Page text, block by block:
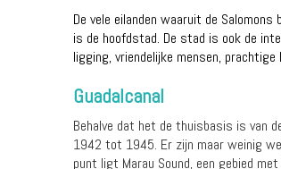
De vele eilanden waaruit de
is de hoofdstad. De stad is ook de
ligging, vriendelijke mensen,
Guadalcanal
Behalve dat het de thuisbasis is van
1942 tot 1945. Er zijn maar weinig
punt ligt Marau Sound, een gebied